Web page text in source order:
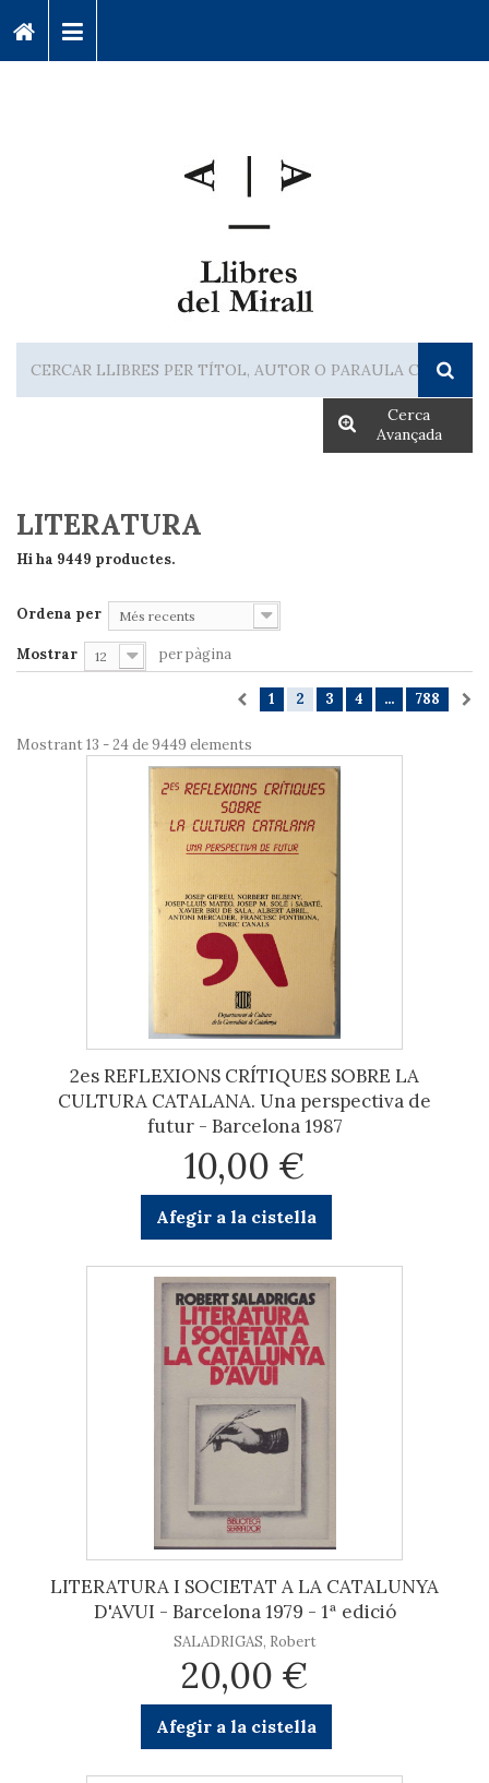
Cerca
Avançada
LITERATURA
Hi ha 9449 productes.
Ordena per Més recents
Mostrar 12 per pàgina
1 2 3 4 ... 788
Mostrant 13 - 24 de 9449 elements
2es REFLEXIONS CRÍTIQUES SOBRE LA
CULTURA CATALANA. Una perspectiva de
futur - Barcelona 1987
10,00 €
Afegir a la cistella
LITERATURA I SOCIETAT A LA CATALUNYA
D'AVUI - Barcelona 1979 - 1ª edició
SALADRIGAS, Robert
20,00 €
Afegir a la cistella